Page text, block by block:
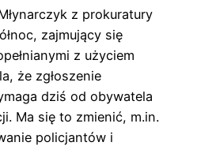
z prokuratury
zajmujący się
z użyciem
że zgłoszenie
dziś od obywatela
Ma się to zmienić, m.in.
policjantów i